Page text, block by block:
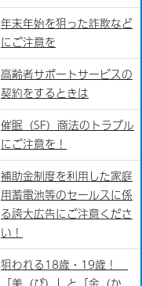
年末年始を狙った詐欺など
にご注意を
高齢者サポートサービスの
契約をするときは
催眠（SF）商法のトラブル
にご注意を！
補助金制度を利用した家庭
用蓄電池等のセールスに係
る誇大広告にご注意くださ
い！
狙われる18歳・19歳！